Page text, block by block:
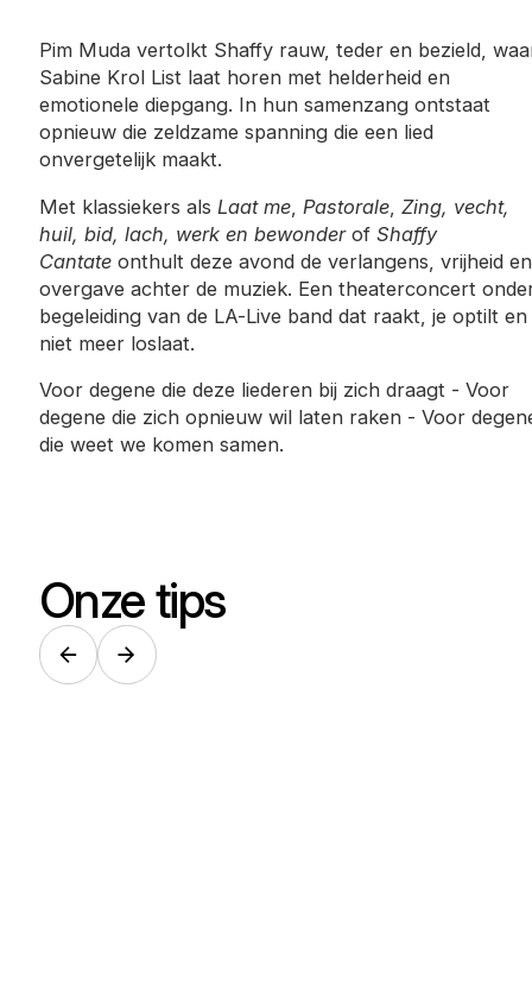
Pim Muda vertolkt Shaffy rauw, teder en bezield,
Sabine Krol List laat horen met helderheid en
emotionele diepgang. In hun samenzang ontstaat
opnieuw die zeldzame spanning die een lied
onvergetelijk maakt.
Met klassiekers als Laat me, Pastorale, Zing, vecht,
huil, bid, lach, werk en bewonderof Shaffy
Cantate onthult deze avond de verlangens, vrijheid en
overgave achter de muziek. Een theaterconcert
begeleiding van de LA-Live band dat raakt, je optilt en
niet meer loslaat.
Voor degene die deze liederen bij zich draagt - Voor
degene die zich opnieuw wil laten raken - Voor
die weet we komen samen.
Onze tips